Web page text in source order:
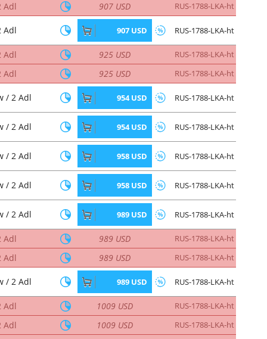
Adl 907 USD RUS-1788-LKA-ht
Adl 907 USD RUS-1788-LKA-ht
Adl 925 USD RUS-1788-LKA-ht
Adl 925 USD RUS-1788-LKA-ht
/ 2 Adl 954 USD RUS-1788-LKA-ht
/ 2 Adl 954 USD RUS-1788-LKA-ht
/ 2 Adl 958 USD RUS-1788-LKA-ht
/ 2 Adl 958 USD RUS-1788-LKA-ht
/ 2 Adl 989 USD RUS-1788-LKA-ht
Adl 989 USD RUS-1788-LKA-ht
Adl 989 USD RUS-1788-LKA-ht
/ 2 Adl 989 USD RUS-1788-LKA-ht
Adl 1009 USD RUS-1788-LKA-ht
Adl 1009 USD RUS-1788-LKA-ht